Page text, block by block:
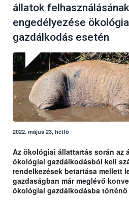
állatok felhasználásának
engedélyezése
gazdálkodás esetén
2022. május 23, hétfő
Az ökológiai állattartás során az
ökológiai gazdálkodásból kell
rendelkezések betartása mellett
gazdaságban már meglévő
ökológiai gazdálkodásba